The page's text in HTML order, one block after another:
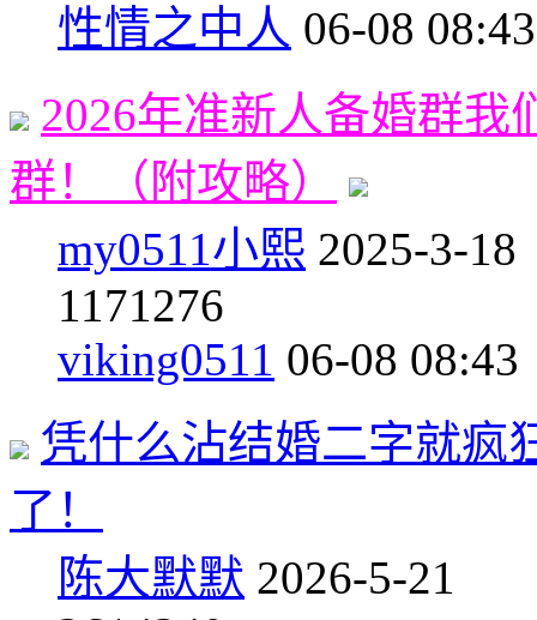
性情之中人 06-08 08:43
2026年准新人备婚群我
群！（附攻略）
my0511小熙 2025-3-18
1171276
viking0511 06-08 08:43
凭什么沾结婚二字就疯
了！
陈大默默 2026-5-21